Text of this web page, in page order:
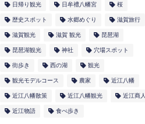
日帰り観光 日牟禮八幡宮 桜
歴史スポット 水郷めぐり 滋賀旅行
滋賀観光 滋賀 観光 琵琶湖
琵琶湖観光 神社 穴場スポット
街歩き 西の湖 観光
観光モデルコース 農家 近江八幡
近江八幡散策 近江八幡観光 近江商人
近江物語 食べ歩き